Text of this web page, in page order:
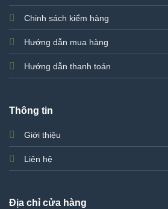
Chinh sách kiểm hàng
Hướng dẫn mua hàng
Hướng dẫn thanh toán
Thông tin
Giới thiệu
Liên hệ
Địa chỉ cửa hàng